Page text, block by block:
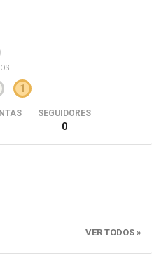
1
SEGUIDORES
0
VER TODOS »